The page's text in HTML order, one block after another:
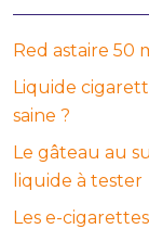
Red astaire 50
Liquide
saine ?
Le gâteau au
liquide à tester
Les e-